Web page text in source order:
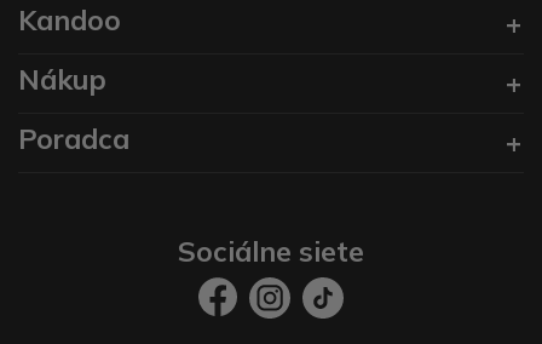
Kandoo
Nákup
Poradca
Sociálne siete